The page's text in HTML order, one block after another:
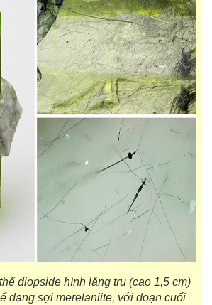
diopside hình lăng trụ (cao 1,5 cm)
dạng sợi merelaniite, với đoạn cuối